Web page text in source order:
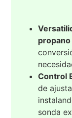
propano
Control
de
sonda